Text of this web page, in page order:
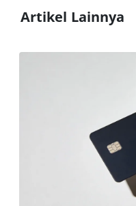
Artikel Lainnya